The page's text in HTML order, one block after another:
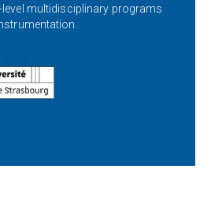
level multidisciplinary programs